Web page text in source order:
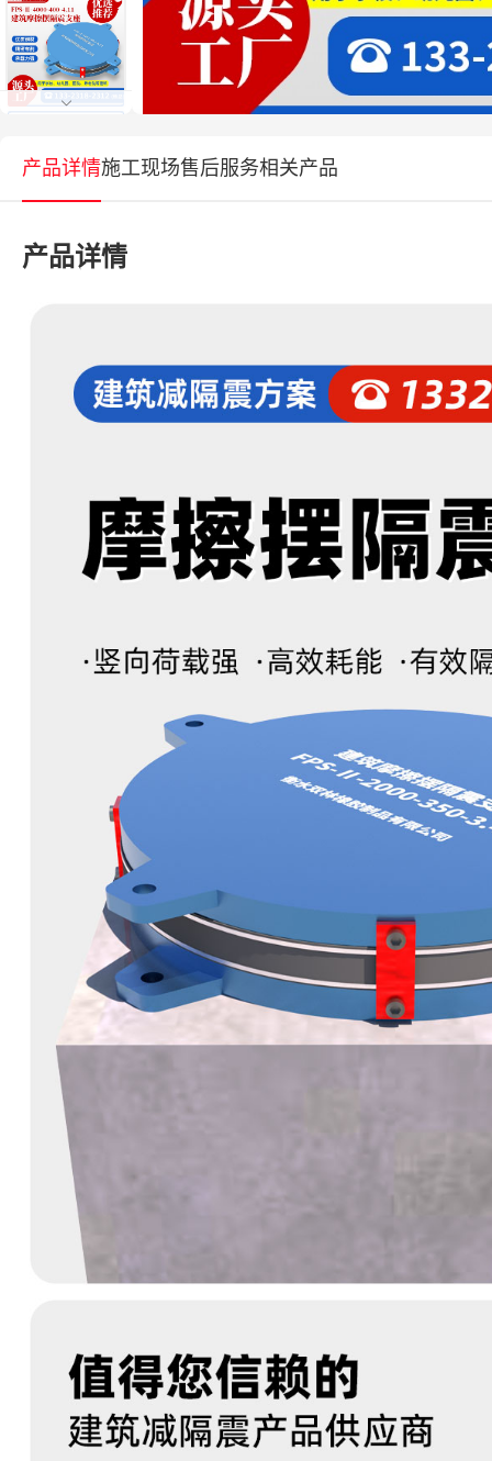
产品详情施工现场售后服务相关产品
产品详情